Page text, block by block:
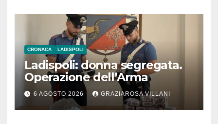
CRONACA LADISPOLI
Ladispoli: donna segregata.
Operazione dell’Arma
6 AGOSTO 2026 GRAZIAROSA VILLANI